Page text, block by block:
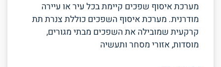
מערכת איסוף שפכים קיימת בכל עיר או עיירה
מודרנית. מערכת איסוף השפכים כוללת צנרת תת
קרקעית שמובילה את השפכים מבתי מגורים,
מוסדות, אזורי מסחר ותעשיה